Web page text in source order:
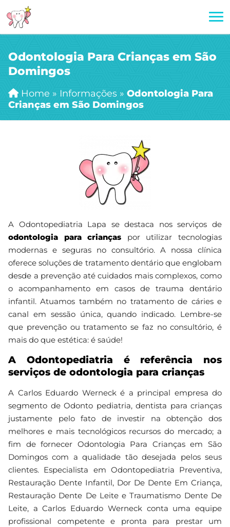
Odontologia Para Crianças em São
Domingos
Home » Informações » Odontologia Para
Crianças em São Domingos
A Odontopediatria Lapa se destaca nos serviços de
odontologia para crianças por utilizar tecnologias
modernas e seguras no consultório. A nossa clínica
oferece soluções de tratamento dentário que englobam
desde a prevenção até cuidados mais complexos, como
o acompanhamento em casos de trauma dentário
infantil. Atuamos também no tratamento de cáries e
canal em sessão única, quando indicado. Lembre-se
que prevenção ou tratamento se faz no consultório, é
mais do que estética: é saúde!
A Odontopediatria é referência nos
serviços de odontologia para crianças
A Carlos Eduardo Werneck é a principal empresa do
segmento de Odonto pediatria, dentista para crianças
justamente pelo fato de investir na obtenção dos
melhores e mais tecnológicos recursos do mercado; a
fim de fornecer Odontologia Para Crianças em São
Domingos com a qualidade tão desejada pelos seus
clientes. Especialista em Odontopediatria Preventiva,
Restauração Dente Infantil, Dor De Dente Em Criança,
Restauração Dente De Leite e Traumatismo Dente De
Leite, a Carlos Eduardo Werneck conta uma equipe
profissional competente e pronta para prestar um